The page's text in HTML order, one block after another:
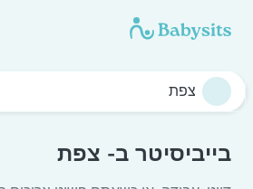
בייביסיטר ב- צפת